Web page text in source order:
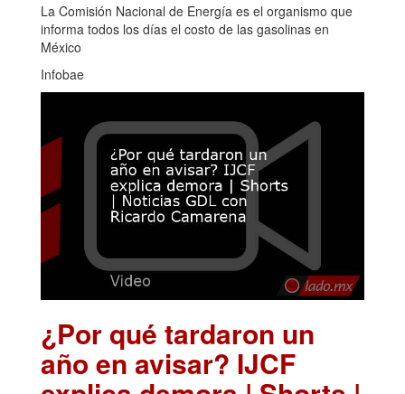
La Comisión Nacional de Energía es el organismo que
informa todos los días el costo de las gasolinas en
México
Infobae
¿Por qué tardaron un
año en avisar? IJCF